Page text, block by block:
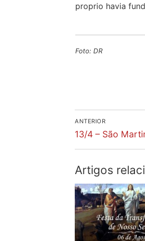
proprio havia
Foto: DR
de
ANTERIOR
Previous
13/4 – São
Artigos